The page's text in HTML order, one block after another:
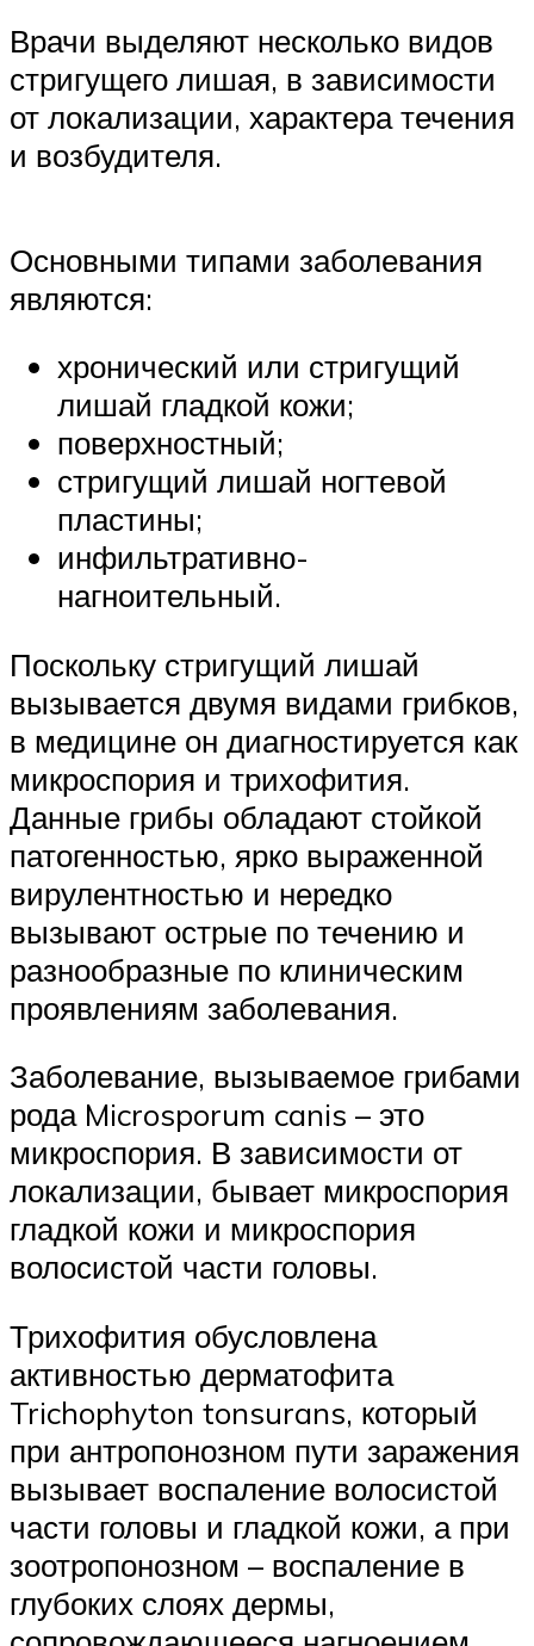
Врачи выделяют несколько видов
стригущего лишая, в зависимости
от локализации, характера течения
и возбудителя.
Основными типами заболевания
являются:
хронический или стригущий
лишай гладкой кожи;
поверхностный;
стригущий лишай ногтевой
пластины;
инфильтративно-
нагноительный.
Поскольку стригущий лишай
вызывается двумя видами грибков,
в медицине он диагностируется как
микроспория и трихофития.
Данные грибы обладают стойкой
патогенностью, ярко выраженной
вирулентностью и нередко
вызывают острые по течению и
разнообразные по клиническим
проявлениям заболевания.
Заболевание, вызываемое грибами
рода Microsporum canis – это
микроспория. В зависимости от
локализации, бывает микроспория
гладкой кожи и микроспория
волосистой части головы.
Трихофития обусловлена
активностью дерматофита
Trichophyton tonsurans, который
при антропонозном пути заражения
вызывает воспаление волосистой
части головы и гладкой кожи, а при
зоотропонозном – воспаление в
глубоких слоях дермы,